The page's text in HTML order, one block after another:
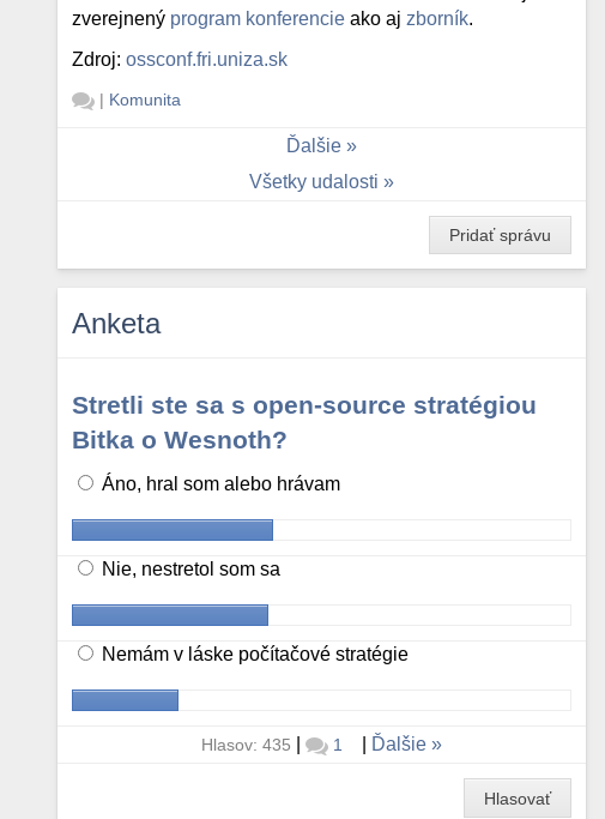
zverejnený program konferencie ako aj zborník.
Zdroj:ossconf.fri.uniza.sk
| Komunita
Ďalšie
Všetky udalosti
Pridať správu
Anketa
Stretli ste sa s open-source stratégiou
Bitka o Wesnoth?
Áno, hral som alebo hrávam
Nie, nestretol som sa
Nemám v láske počítačové stratégie
Hlasov: 435 | 1 Ďalšie
Hlasovať